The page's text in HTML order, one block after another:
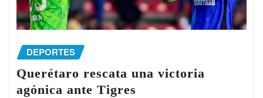
DEPORTES
Querétaro rescata una victoria
agónica ante Tigres